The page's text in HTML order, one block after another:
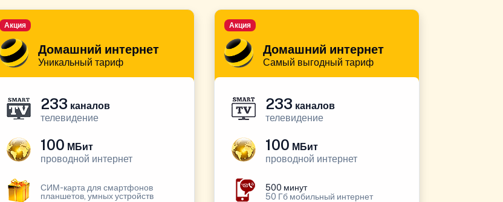
Домашний интернет
Уникальный тариф
Акция
233 каналов
телевидение
100 МБит
проводной интернет
СИМ-карта для смартфонов
планшетов, умных устройств
Домашний интернет
Самый выгодный тариф
Акция
233 каналов
телевидение
100 МБит
проводной интернет
500 минут
50 Гб мобильный интернет